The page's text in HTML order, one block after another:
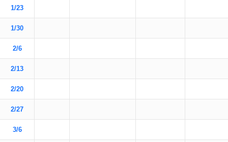
1/23
1/30
2/6
2/13
2/20
2/27
3/6